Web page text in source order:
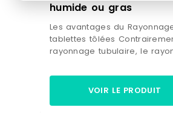
humide ou gras
Les avantages du
tablettes tôlées
rayonnage tubulaire, le
aux stockage humide ou
plus, il est plus simple à
VOIR LE PRODUIT